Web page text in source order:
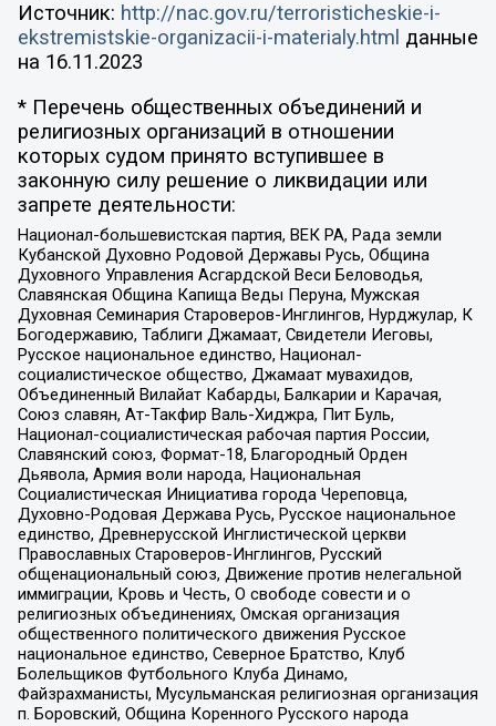
Источник: http://nac.gov.ru/terroristicheskie-i-
ekstremistskie-organizacii-i-materialy.html данные
на 16.11.2023
* Перечень общественных объединений и
религиозных организаций в отношении
которых судом принято вступившее в
законную силу решение о ликвидации или
запрете деятельности:
Национал-большевистская партия, ВЕК РА, Рада земли
Кубанской Духовно Родовой Державы Русь, Община
Духовного Управления Асгардской Веси Беловодья,
Славянская Община Капища Веды Перуна, Мужская
Духовная Семинария Староверов-Инглингов, Нурджулар, К
Богодержавию, Таблиги Джамаат, Свидетели Иеговы,
Русское национальное единство, Национал-
социалистическое общество, Джамаат мувахидов,
Объединенный Вилайат Кабарды, Балкарии и Карачая,
Союз славян, Ат-Такфир Валь-Хиджра, Пит Буль,
Национал-социалистическая рабочая партия России,
Славянский союз, Формат-18, Благородный Орден
Дьявола, Армия воли народа, Национальная
Социалистическая Инициатива города Череповца,
Духовно-Родовая Держава Русь, Русское национальное
единство, Древнерусской Инглистической церкви
Православных Староверов-Инглингов, Русский
общенациональный союз, Движение против нелегальной
иммиграции, Кровь и Честь, О свободе совести и о
религиозных объединениях, Омская организация
общественного политического движения Русское
национальное единство, Северное Братство, Клуб
Болельщиков Футбольного Клуба Динамо,
Файзрахманисты, Мусульманская религиозная организация
п. Боровский, Община Коренного Русского народа